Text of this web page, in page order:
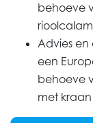
behoeve
Advies en
een
behoeve
met kraan